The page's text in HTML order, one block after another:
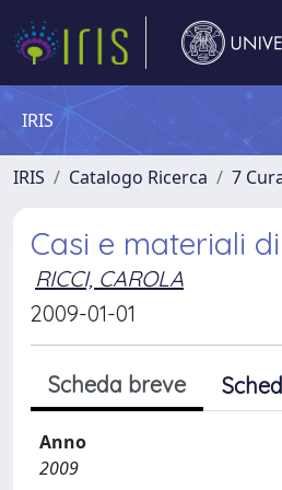
IRIS
IRIS Catalogo Ricerca 7
Casi e materiali
RICCI, CAROLA
2009-01-01
Scheda breve
Anno
2009